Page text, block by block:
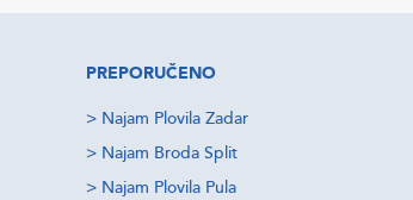
PREPORUČENO
> Najam Plovila Zadar
> Najam Broda Split
> Najam Plovila Pula